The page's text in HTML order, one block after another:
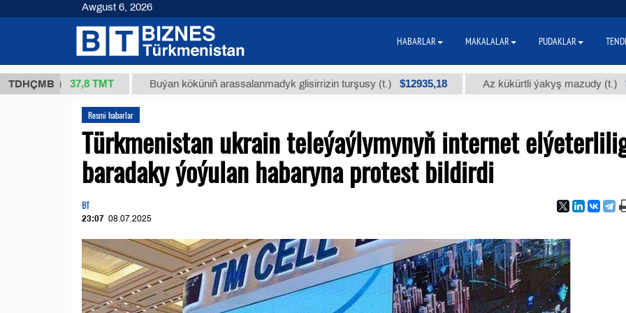
TDHÇMB
(kg.) 37,8 ТМТ Buýan köküniň arassalanmadyk glisirrizin turşusy (t.) $12935,18 Az kükürtli ýakyş mazudy (t.) $300
Resmi habarlar
Türkmenistan ukrain teleýaýlymynyň internet
baradaky ýoýulan habaryna protest bildirdi
BT
23:07 08.07.2025
Awgust 6, 2026
HABARLAR MAKALALAR PUDAKLAR